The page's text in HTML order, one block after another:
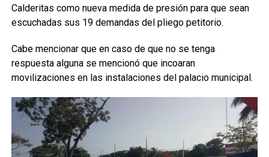
Calderitas como nueva medida de presión para que sean
escuchadas sus 19 demandas del pliego petitorio.
Cabe mencionar que en caso de que no se tenga
respuesta alguna se mencionó que incoaran
movilizaciones en las instalaciones del palacio municipal.